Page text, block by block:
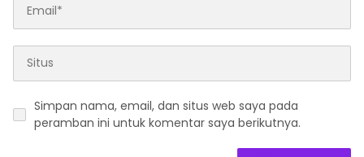
Simpan nama, email, dan situs web saya pada
peramban ini untuk komentar saya berikutnya.